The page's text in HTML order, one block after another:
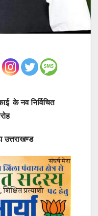
के नव निर्विचित
उत्तराखण्ड